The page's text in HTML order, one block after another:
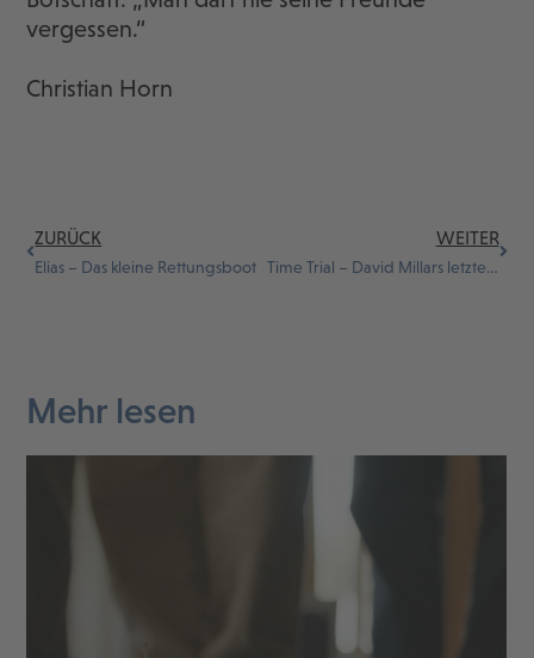
vergessen.“
Christian Horn
ZURÜCK
Elias – Das kleine Rettungsboot
WEITER
Time Trial – David Millars letztes Rennen
Mehr lesen